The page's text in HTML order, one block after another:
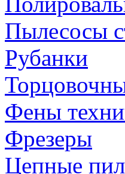
Пылесосы
Рубанки
Фены
Фрезеры
Цепные